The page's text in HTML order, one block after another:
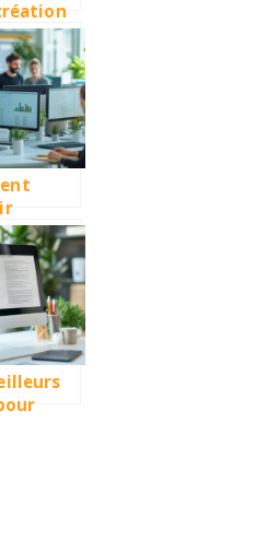
web
UX
des